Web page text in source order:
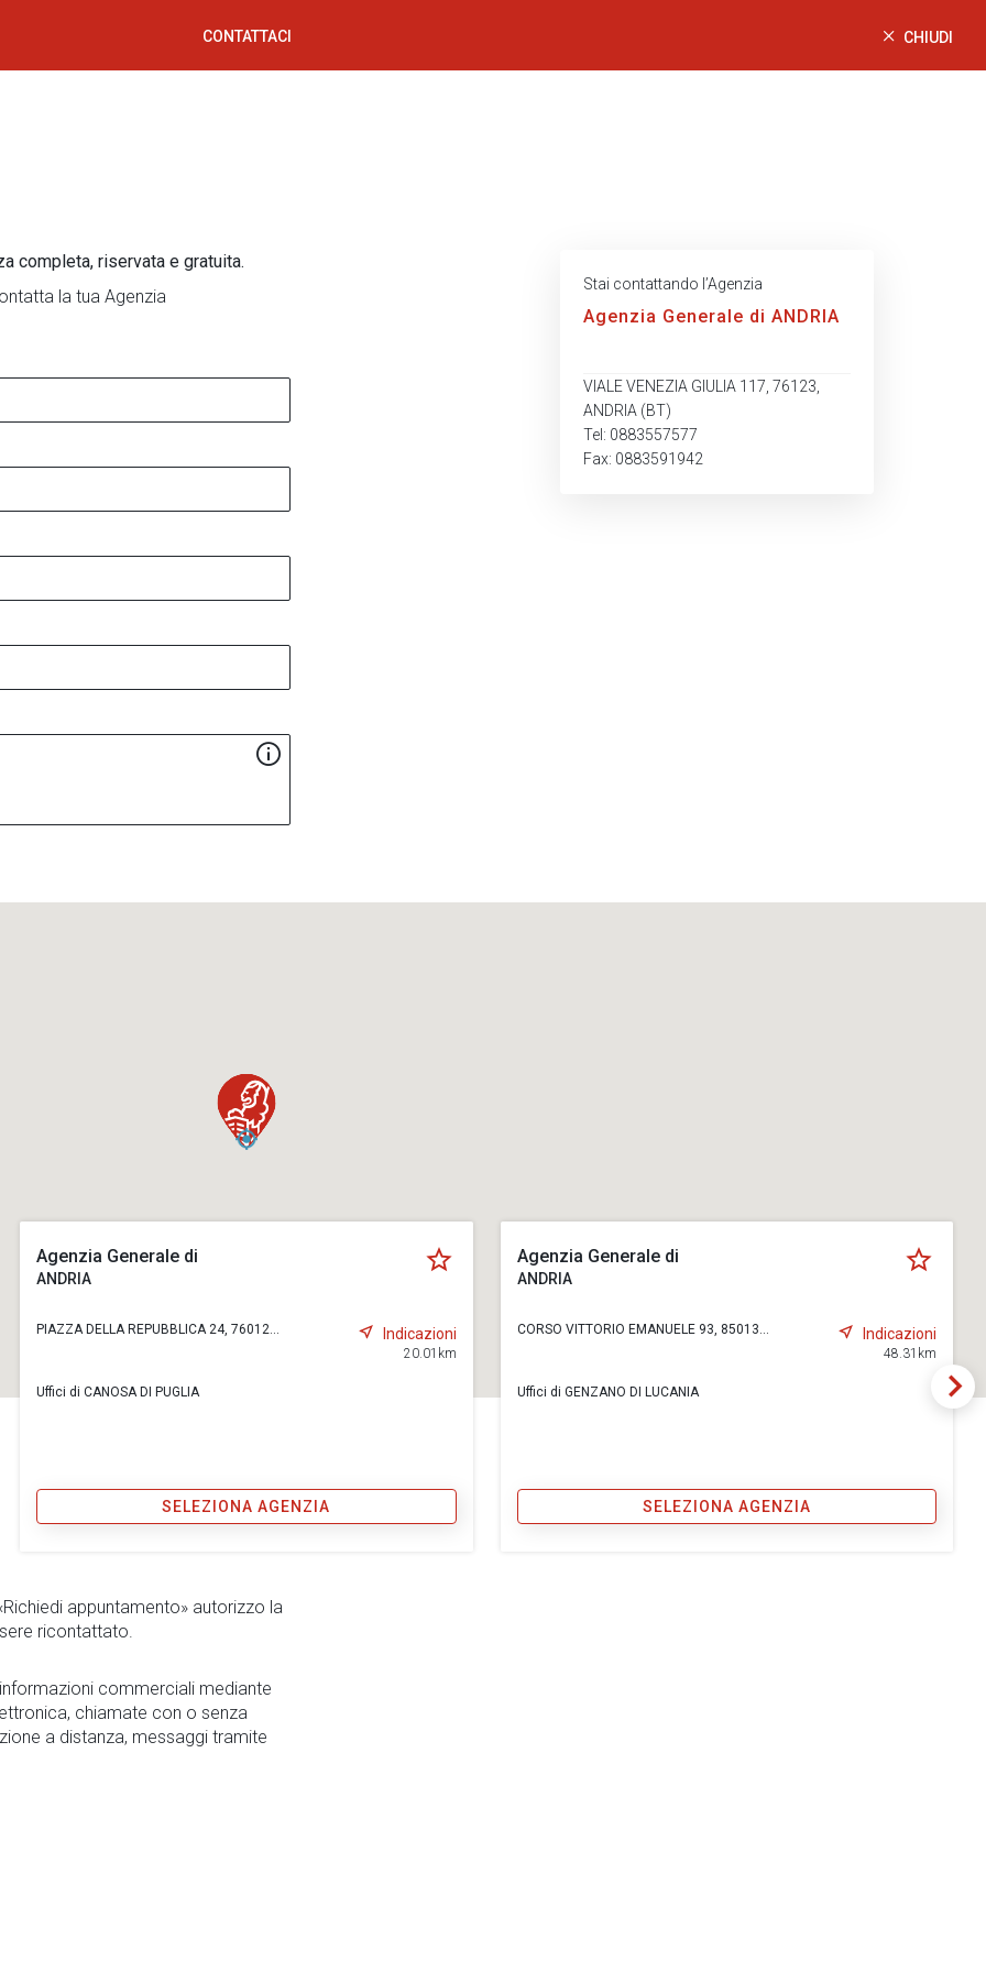
CONTATTACI CHIUDI
completa, riservata e gratuita.
la tua Agenzia
Stai contattando l’Agenzia
Agenzia Generale di ANDRIA
VIALE VENEZIA GIULIA 117, 76123,
ANDRIA (BT)
Tel: 0883557577
Fax: 0883591942
Agenzia Generale di
ANDRIA
PIAZZA DELLA REPUBBLICA 24, 76012... Indicazioni
20.01km
Uffici di CANOSA DI PUGLIA
SELEZIONA AGENZIA
Agenzia Generale di
ANDRIA
CORSO VITTORIO EMANUELE 93, 85013... Indicazioni
48.31km
Uffici di GENZANO DI LUCANIA
SELEZIONA AGENZIA
appuntamento» autorizzo la
ricontattato.
commerciali mediante
chiamate con o senza
a distanza, messaggi tramite